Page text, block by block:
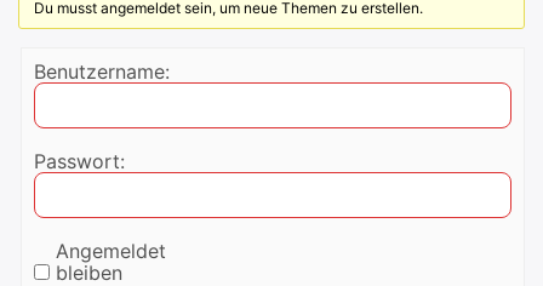
Du musst angemeldet sein, um neue Themen zu erstellen.
Benutzername:
Passwort:
Angemeldet
bleiben